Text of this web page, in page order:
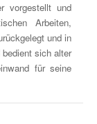
vorgestellt und
Arbeiten,
und in
sich alter
für seine